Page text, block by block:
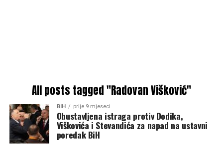
All posts tagged "Radovan Višković"
BIH prije 9 mjeseci
Obustavljena istraga protiv Dodika,
Viškovića i Stevandića za napad na ustavni
poredak BiH